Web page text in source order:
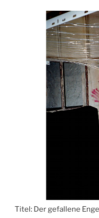
Titel: Der gefallene